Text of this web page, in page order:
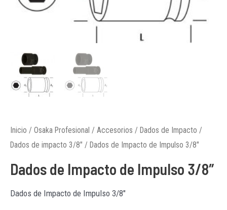
Inicio / Osaka Profesional / Accesorios / Dados de Impacto /
Dados de impacto 3/8" / Dados de Impacto de Impulso 3/8″
Dados de Impacto de Impulso 3/8″
Dados de Impacto de Impulso 3/8″